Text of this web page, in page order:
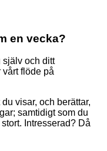
en vecka?
själv och ditt
vårt flöde på
visar, och berättar,
samtidigt som du
Intresserad? Då